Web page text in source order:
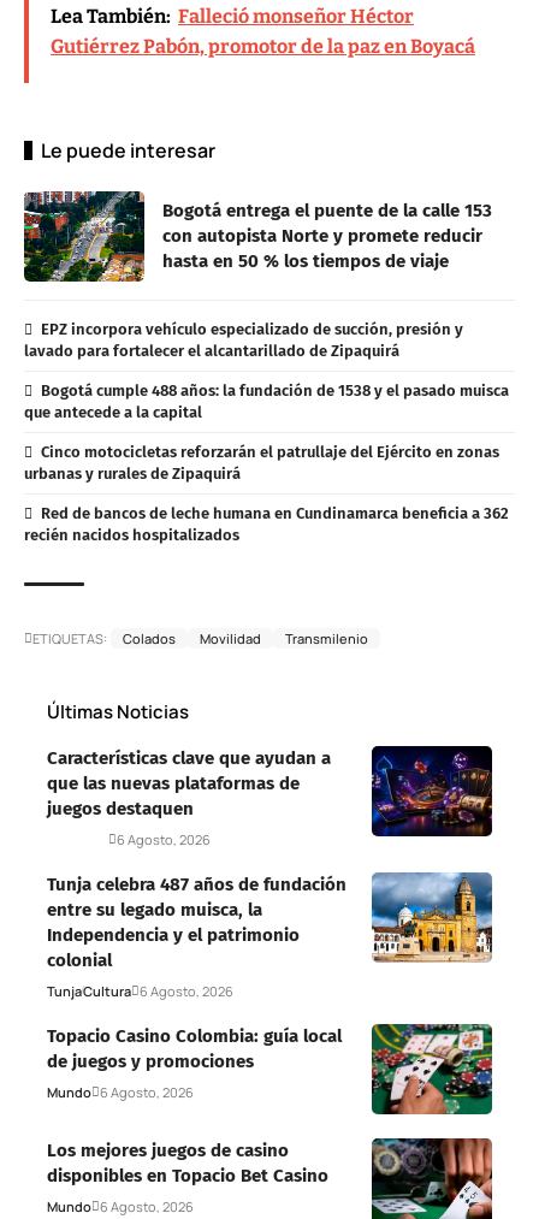
Lea También: Falleció monseñor Héctor
Gutiérrez Pabón, promotor de la paz en Boyacá
Le puede interesar
Bogotá entrega el puente de la calle 153
con autopista Norte y promete reducir
hasta en 50 % los tiempos de viaje
EPZ incorpora vehículo especializado de succión, presión y
lavado para fortalecer el alcantarillado de Zipaquirá
Bogotá cumple 488 años: la fundación de 1538 y el pasado muisca
que antecede a la capital
Cinco motocicletas reforzarán el patrullaje del Ejército en zonas
urbanas y rurales de Zipaquirá
Red de bancos de leche humana en Cundinamarca beneficia a 362
recién nacidos hospitalizados
ETIQUETAS: Colados Movilidad Transmilenio
Últimas Noticias
Características clave que ayudan a
que las nuevas plataformas de
juegos destaquen
6 Agosto, 2026
Tunja celebra 487 años de fundación
entre su legado muisca, la
Independencia y el patrimonio
colonial
TunjaCultura 6 Agosto, 2026
Topacio Casino Colombia: guía local
de juegos y promociones
Mundo 6 Agosto, 2026
Los mejores juegos de casino
disponibles en Topacio Bet Casino
Mundo 6 Agosto, 2026